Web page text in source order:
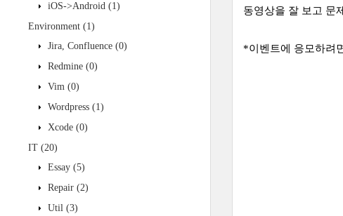
iOS->Android (1)
Environment (1)
Jira, Confluence (0)
Redmine (0)
Vim (0)
Wordpress (1)
Xcode (0)
IT (20)
Essay (5)
Repair (2)
Util (3)
동영상을 잘 보고 문
*이벤트에 응모하려